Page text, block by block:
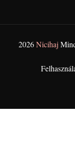
2026Nicihaj